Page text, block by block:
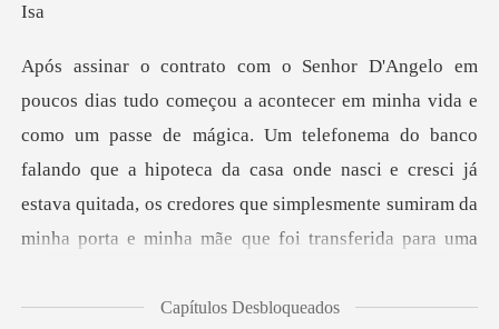
Histórico
Sair
Baixar App
s
de mágica. Um telefonema do banco
falando que a hipoteca da casa onde nasci e cresci já
estava quitada, os credore
Capítulos Desbloqueados